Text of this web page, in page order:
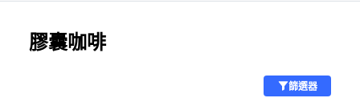
膠囊咖啡
篩選器